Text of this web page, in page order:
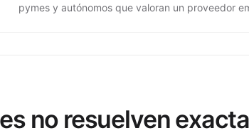
pymes y autónomos que valoran un proveedor
no resuelven